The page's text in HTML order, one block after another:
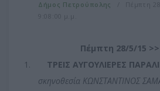
Δήμος Πετρούπολης
Πέμπτη
Πέμπτη 28/5/15 >>
1.
ΤΡΕΙΣ ΑΥΓΟΥΛΙΕΡΕΣ
σκηνοθεσία ΚΩΝΣΤΑΝΤΙΝΟΣ